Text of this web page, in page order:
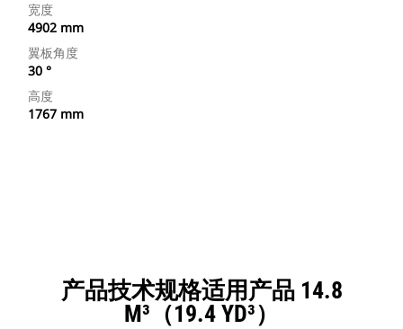
宽度
4902 mm
翼板角度
30 °
高度
1767 mm
产品技术规格适用产品 14.8
M³（19.4 YD³）